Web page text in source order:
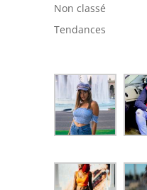
Non classé
Tendances